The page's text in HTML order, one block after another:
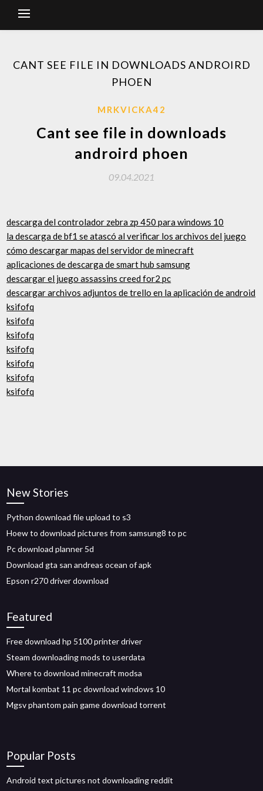
CANT SEE FILE IN DOWNLOADS ANDROIRD
PHOEN
MRKVICKA42
Cant see file in downloads
androird phoen
09.04.2021
descarga del controlador zebra zp 450 para windows 10
la descarga de bf1 se atascó al verificar los archivos del juego
cómo descargar mapas del servidor de minecraft
aplicaciones de descarga de smart hub samsung
descargar el juego assassins creed for2 pc
descargar archivos adjuntos de trello en la aplicación de android
ksifofq
ksifofq
ksifofq
ksifofq
ksifofq
ksifofq
ksifofq
New Stories
Python download file upload to s3
Hoew to download pictures from samsung8 to pc
Pc download planner 5d
Download gta san andreas ocean of apk
Epson r270 driver download
Featured
Free download hp 5100 printer driver
Steam downloading mods to userdata
Where to download minecraft modsa
Mortal kombat 11 pc download windows 10
Mgsv phantom pain game download torrent
Popular Posts
Android text pictures not downloading reddit